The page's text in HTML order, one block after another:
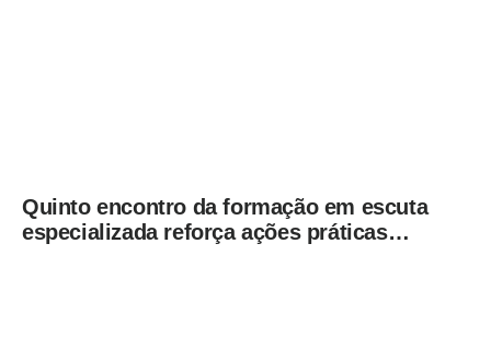
Quinto encontro da formação em escuta
especializada reforça ações práticas